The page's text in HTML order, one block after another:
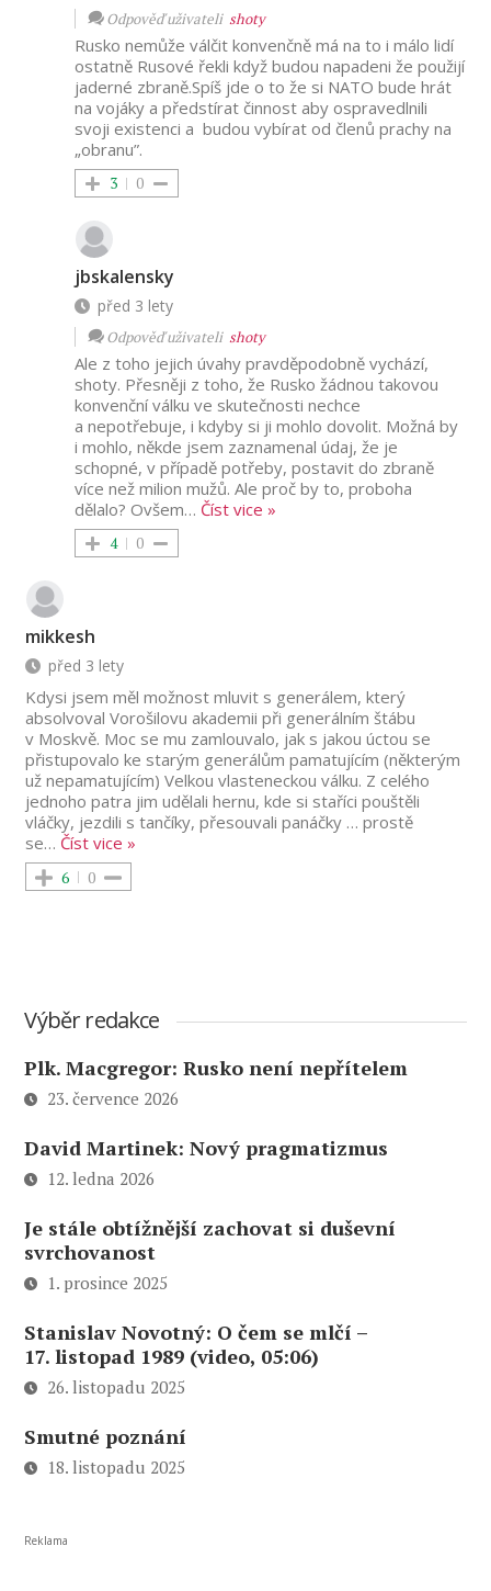
Odpověď uživatelishoty
Rusko nemůže válčit konvenčně má na to i málo lidí
ostatně Rusové řekli když budou napadeni že použijí
jaderné zbraně.Spíš jde o to že si NATO bude hrát
na vojáky a předstírat činnost aby ospravedlnili
svoji existenci a budou vybírat od členů prachy na
„obranu”.
3 0
jbskalensky
před 3 lety
Odpověď uživatelishoty
Ale z toho jejich úvahy pravděpodobně vychází,
shoty. Přesněji z toho, že Rusko žádnou takovou
konvenční válku ve skutečnosti nechce
a nepotřebuje, i kdyby si ji mohlo dovolit. Možná by
i mohlo, někde jsem zaznamenal údaj, že je
schopné, v případě potřeby, postavit do zbraně
více než milion mužů. Ale proč by to, proboha
dělalo? Ovšem… Číst vice »
4 0
mikkesh
před 3 lety
Kdysi jsem měl možnost mluvit s generálem, který
absolvoval Vorošilovu akademii při generálním štábu
v Moskvě. Moc se mu zamlouvalo, jak s jakou úctou se
přistupovalo ke starým generálům pamatujícím (některým
už nepamatujícím) Velkou vlasteneckou válku. Z celého
jednoho patra jim udělali hernu, kde si staříci pouštěli
vláčky, jezdili s tančíky, přesouvali panáčky … prostě
se… Číst vice »
6 0
Výběr redakce
Plk. Macgregor: Rusko není nepřítelem
23. července 2026
David Martinek: Nový pragmatizmus
12. ledna 2026
Je stále obtížnější zachovat si duševní
svrchovanost
1. prosince 2025
Stanislav Novotný: O čem se mlčí –
17. listopad 1989 (video, 05:06)
26. listopadu 2025
Smutné poznání
18. listopadu 2025
Reklama